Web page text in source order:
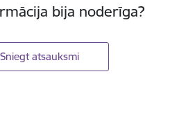
bija noderīga?
Sniegt atsauksmi